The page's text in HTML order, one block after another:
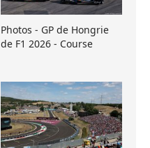
Photos - GP de Hongrie
de F1 2026 - Course